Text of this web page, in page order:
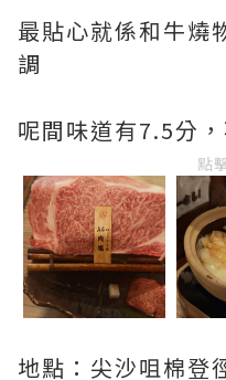
最貼心就係和牛燒
調
呢間味道有7.5分
點
地點：尖沙咀棉登